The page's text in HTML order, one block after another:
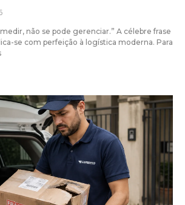
não se pode gerenciar.” A célebre frase
se com perfeição à logística moderna. Para